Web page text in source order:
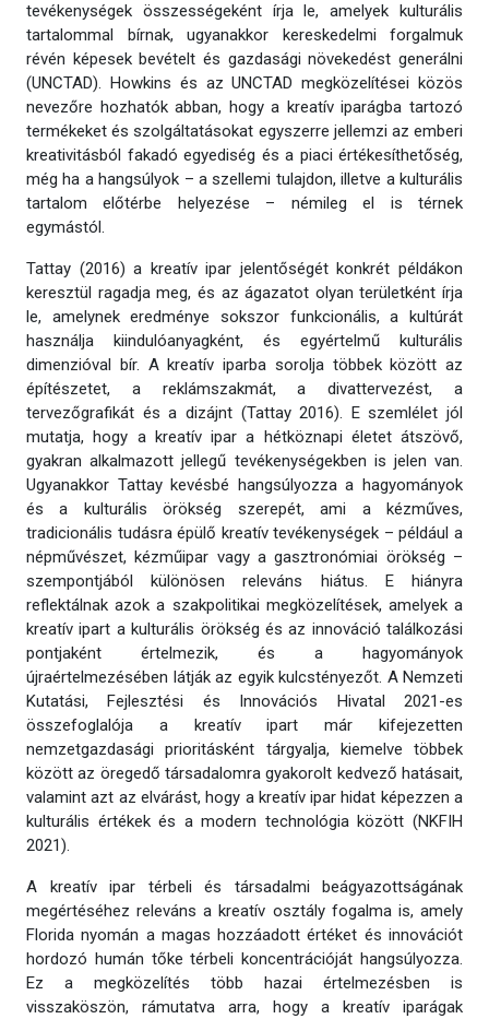
tevékenységek összességeként írja le, amelyek kulturális
tartalommal bírnak, ugyanakkor kereskedelmi forgalmuk
révén képesek bevételt és gazdasági növekedést generálni
(UNCTAD). Howkins és az UNCTAD megközelítései közös
nevezőre hozhatók abban, hogy a kreatív iparágba tartozó
termékeket és szolgáltatásokat egyszerre jellemzi az emberi
kreativitásból fakadó egyediség és a piaci értékesíthetőség,
még ha a hangsúlyok – a szellemi tulajdon, illetve a kulturális
tartalom előtérbe helyezése – némileg el is térnek
egymástól.
Tattay (2016) a kreatív ipar jelentőségét konkrét példákon
keresztül ragadja meg, és az ágazatot olyan területként írja
le, amelynek eredménye sokszor funkcionális, a kultúrát
használja kiindulóanyagként, és egyértelmű kulturális
dimenzióval bír. A kreatív iparba sorolja többek között az
építészetet, a reklámszakmát, a divattervezést, a
tervezőgrafikát és a dizájnt (Tattay 2016). E szemlélet jól
mutatja, hogy a kreatív ipar a hétköznapi életet átszövő,
gyakran alkalmazott jellegű tevékenységekben is jelen van.
Ugyanakkor Tattay kevésbé hangsúlyozza a hagyományok
és a kulturális örökség szerepét, ami a kézműves,
tradicionális tudásra épülő kreatív tevékenységek – például a
népművészet, kézműipar vagy a gasztronómiai örökség –
szempontjából különösen releváns hiátus. E hiányra
reflektálnak azok a szakpolitikai megközelítések, amelyek a
kreatív ipart a kulturális örökség és az innováció találkozási
pontjaként értelmezik, és a hagyományok
újraértelmezésében látják az egyik kulcstényezőt. A Nemzeti
Kutatási, Fejlesztési és Innovációs Hivatal 2021-es
összefoglalója a kreatív ipart már kifejezetten
nemzetgazdasági prioritásként tárgyalja, kiemelve többek
között az öregedő társadalomra gyakorolt kedvező hatásait,
valamint azt az elvárást, hogy a kreatív ipar hidat képezzen a
kulturális értékek és a modern technológia között (NKFIH
2021).
A kreatív ipar térbeli és társadalmi beágyazottságának
megértéséhez releváns a kreatív osztály fogalma is, amely
Florida nyomán a magas hozzáadott értéket és innovációt
hordozó humán tőke térbeli koncentrációját hangsúlyozza.
Ez a megközelítés több hazai értelmezésben is
visszaköszön, rámutatva arra, hogy a kreatív iparágak